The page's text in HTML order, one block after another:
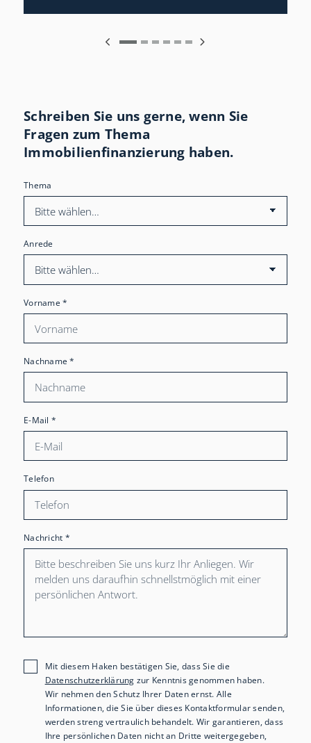
Schreiben Sie uns gerne, wenn Sie
Fragen zum Thema
Immobilienfinanzierung haben.
Thema
Anrede
Vorname*
Nachname*
E-Mail *
Telefon
Nachricht *
Mit diesem Haken bestätigen Sie, dass Sie die
Datenschutzerklärung zur Kenntnis genommen haben.
Wir nehmen den Schutz Ihrer Daten ernst. Alle
Informationen, die Sie über dieses Kontaktformular senden,
werden streng vertraulich behandelt. Wir garantieren, dass
Ihre persönlichen Daten nicht an Dritte weitergegeben,